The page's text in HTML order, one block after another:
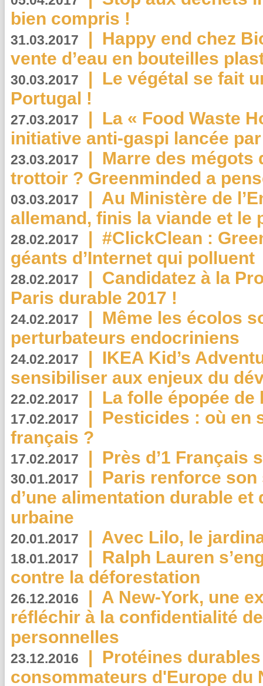
bien compris !
31.03.2017 | Happy end chez
vente d’eau en bouteilles
30.03.2017 | Le végétal se fait
Portugal !
27.03.2017 | La « Food Waste
initiative anti-gaspi lancée
23.03.2017 | Marre des mégots
trottoir ? Greenminded a
03.03.2017 | Au Ministère de
allemand, finis la viande et le
28.02.2017 | #ClickClean :
géants d’Internet qui polluent
28.02.2017 | Candidatez à la
Paris durable 2017 !
24.02.2017 | Même les écolos
perturbateurs endocriniens
24.02.2017 | IKEA Kid’s
sensibiliser aux enjeux du
22.02.2017 | La folle épopée de
17.02.2017 | Pesticides : où en
français ?
17.02.2017 | Près d’1 Français
30.01.2017 | Paris renforce
d’une alimentation durable et
urbaine
20.01.2017 | Avec Lilo, le
18.01.2017 | Ralph Lauren
contre la déforestation
26.12.2016 | A New-York, une
réfléchir à la confidentialité
personnelles
23.12.2016 | Protéines
consommateurs d'Europe du